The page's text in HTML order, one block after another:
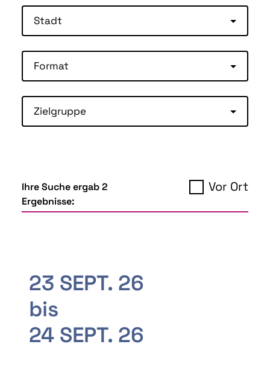
Stadt
Format
Zielgruppe
Ihre Suche ergab 2
Ergebnisse:
Vor Ort
23 SEPT. 26
bis
24 SEPT. 26